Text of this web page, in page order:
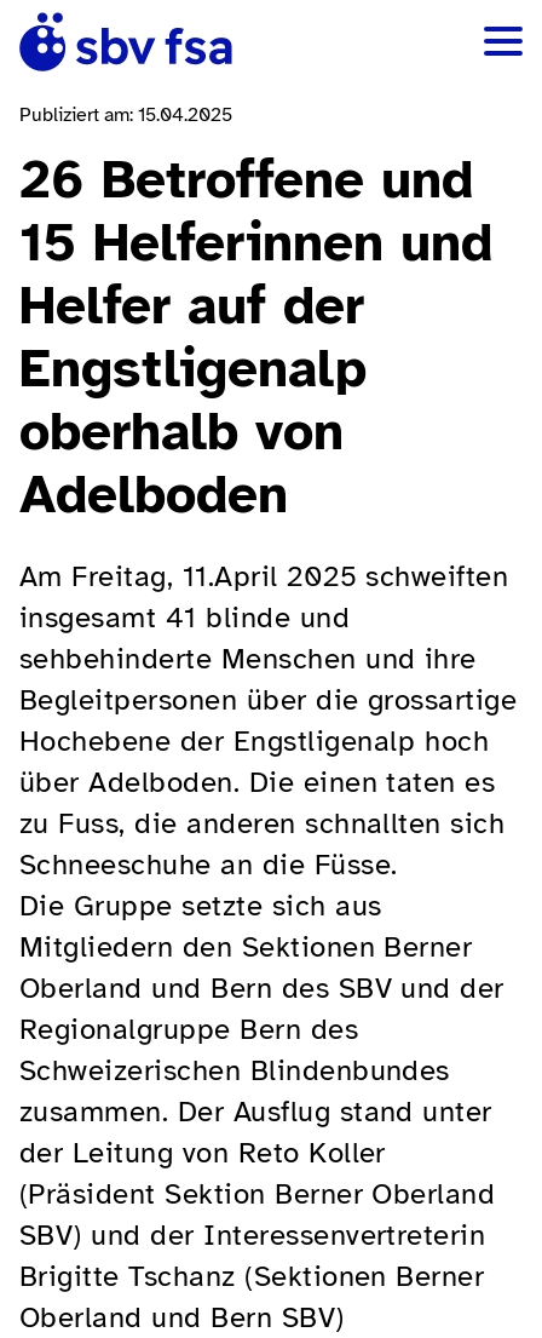
Publiziert am: 15.04.2025
26 Betroffene und
15 Helferinnen und
Helfer auf der
Engstligenalp
oberhalb von
Adelboden
Am Freitag, 11.April 2025 schweiften
insgesamt 41 blinde und
sehbehinderte Menschen und ihre
Begleitpersonen über die grossartige
Hochebene der Engstligenalp hoch
über Adelboden. Die einen taten es
zu Fuss, die anderen schnallten sich
Schneeschuhe an die Füsse.
Die Gruppe setzte sich aus
Mitgliedern den Sektionen Berner
Oberland und Bern des SBV und der
Regionalgruppe Bern des
Schweizerischen Blindenbundes
zusammen. Der Ausflug stand unter
der Leitung von Reto Koller
(Präsident Sektion Berner Oberland
SBV) und der Interessenvertreterin
Brigitte Tschanz (Sektionen Berner
Oberland und Bern SBV)